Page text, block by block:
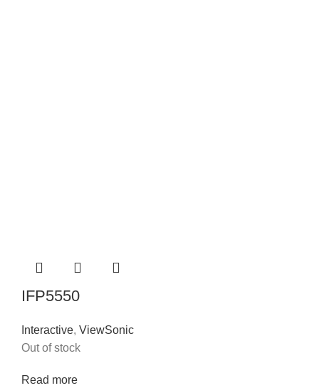
IFP5550
Interactive, ViewSonic
Out of stock
Read more